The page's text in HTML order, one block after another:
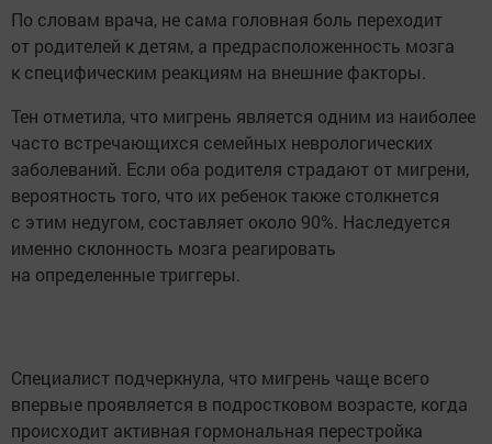
По словам врача, не сама головная боль переходит
от родителей к детям, а предрасположенность мозга
к специфическим реакциям на внешние факторы.
Тен отметила, что мигрень является одним из наиболее
часто встречающихся семейных неврологических
заболеваний. Если оба родителя страдают от мигрени,
вероятность того, что их ребенок также столкнется
с этим недугом, составляет около 90%. Наследуется
именно склонность мозга реагировать
на определенные триггеры.
Специалист подчеркнула, что мигрень чаще всего
впервые проявляется в подростковом возрасте, когда
происходит активная гормональная перестройка